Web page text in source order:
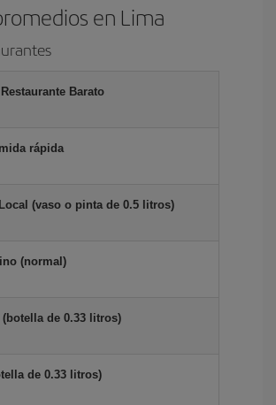
en Lima
Barato
rápida
(vaso o pinta de 0.5 litros)
(normal)
(botella de 0.33 litros)
de 0.33 litros)